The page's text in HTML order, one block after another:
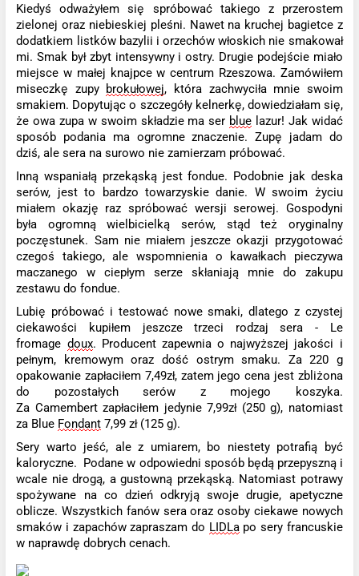
Kiedyś odważyłem się spróbować takiego z przerostem
zielonej oraz niebieskiej pleśni. Nawet na kruchej bagietce z
dodatkiem listków bazylii i orzechów włoskich nie smakował
mi. Smak był zbyt intensywny i ostry. Drugie podejście miało
miejsce w małej knajpce w centrum Rzeszowa. Zamówiłem
miseczkę zupy brokułowej, która zachwyciła mnie swoim
smakiem. Dopytując o szczegóły kelnerkę, dowiedziałam się,
że owa zupa w swoim składzie ma ser blue lazur! Jak widać
sposób podania ma ogromne znaczenie. Zupę jadam do
dziś, ale sera na surowo nie zamierzam próbować.
Inną wspaniałą przekąską jest fondue. Podobnie jak deska
serów, jest to bardzo towarzyskie danie. W swoim życiu
miałem okazję raz spróbować wersji serowej. Gospodyni
była ogromną wielbicielką serów, stąd też oryginalny
poczęstunek. Samnie miałem jeszcze okazji przygotować
czegoś takiego,alewspomnienia o kawałkach pieczywa
maczanego w ciepłym serze skłaniają mnie do zakupu
zestawu do fondue.
Lubię próbować i testować nowe smaki, dlatego z czystej
ciekawości kupiłem jeszcze trzeci rodzaj sera - Le
fromage doux. Producent zapewnia o najwyższej jakości i
pełnym, kremowym oraz dość ostrym smaku. Za 220 g
opakowanie zapłaciłem 7,49zł, zatem jego cena jest zbliżona
do pozostałych serów z mojego koszyka.
Za Camembertzapłaciłem jedynie7,99zł(250 g), natomiast
za Blue Fondant 7,99 zł(125 g).
Sery warto jeść, ale z umiarem, bo niestety potrafią być
kaloryczne. Podane w odpowiedni sposób będą przepyszną i
wcale nie drogą, a gustowną przekąską. Natomiast potrawy
spożywane na co dzień odkryją swoje drugie, apetyczne
oblicze. Wszystkich fanów sera oraz osoby ciekawe nowych
smaków i zapachów zapraszam do LIDLapo sery francuskie
w naprawdę dobrych cenach.